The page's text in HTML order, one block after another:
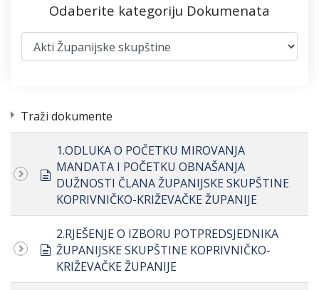
Odaberite kategoriju Dokumenata
Traži dokumente
document
1.ODLUKA O POČETKU MIROVANJA
MANDATA I POČETKU OBNAŠANJA
DUŽNOSTI ČLANA ŽUPANIJSKE SKUPŠTINE
KOPRIVNIČKO-KRIŽEVAČKE ŽUPANIJE
document
2.RJEŠENJE O IZBORU POTPREDSJEDNIKA
ŽUPANIJSKE SKUPŠTINE KOPRIVNIČKO-
KRIŽEVAČKE ŽUPANIJE